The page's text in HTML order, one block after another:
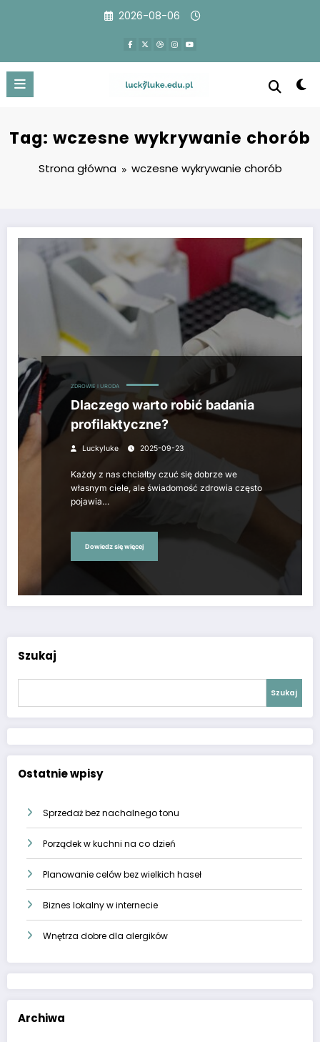
2026-08-06
Tag: wczesne wykrywanie chorób
Strona główna wczesne wykrywanie chorób
ZDROWIE I URODA
Dlaczego warto robić badania
profilaktyczne?
Luckyluke 2025-09-23
Każdy z nas chciałby czuć się dobrze we
własnym ciele, ale świadomość zdrowia często
pojawia…
Dowiedz się więcej
Szukaj
Szukaj
Ostatnie wpisy
Sprzedaż bez nachalnego tonu
Porządek w kuchni na co dzień
Planowanie celów bez wielkich haseł
Biznes lokalny w internecie
Wnętrza dobre dla alergików
Archiwa